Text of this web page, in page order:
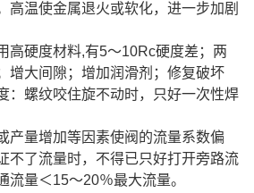
高温使金属退火或软化，进一步加剧
高硬度材料,有5～10Rc硬度差；两
增大间隙；增加润滑剂；修复破坏
：螺纹咬住旋不动时，只好一次性焊
产量增加等因素使阀的流量系数偏
不了流量时，不得已只好打开旁路流
流量＜15～20％最大流量。